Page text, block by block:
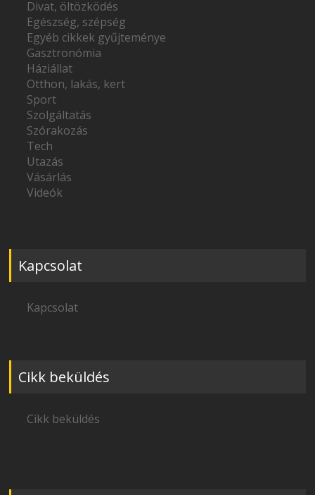
Divat, öltözködés
Egészség, szépség
Egyéb cikkek gyűjteménye
Gasztronómia
Háziállat
Otthon, lakás, kert
Sport
Szolgáltatás
Szórakozás
Tech
Utazás
Vásárlás
Videók
Kapcsolat
Kapcsolat
Cikk beküldés
Cikk beküldés